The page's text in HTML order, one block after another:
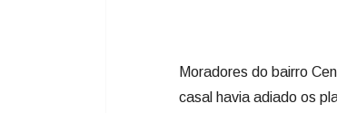
Moradores do bairro
casal havia adiado os